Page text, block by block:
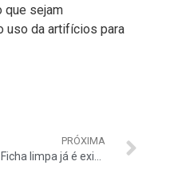
que sejam
uso da artifícios para
PRÓXIMA
Ficha limpa já é exigida em quatro estados e dez cidades